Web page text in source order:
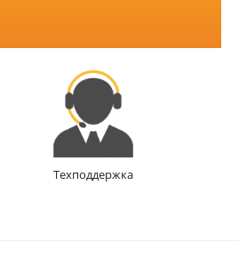
Техподдержка